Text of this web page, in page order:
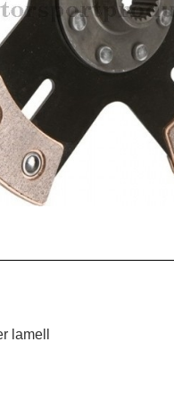
lamell